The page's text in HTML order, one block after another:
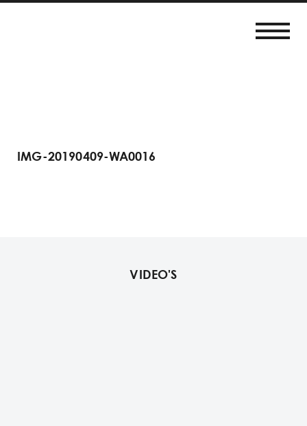
IMG-20190409-WA0016
VIDEO'S